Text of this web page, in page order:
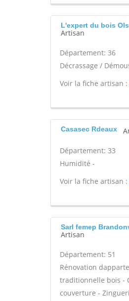
L'expert du bois Ols
Artisan
Département: 36
Décrassage /
Voir la fiche artisan :
Casasec Rdeaux
Département: 33
Humidité -
Voir la fiche artisan :
Sarl femep
Artisan
Département: 51
Rénovation
traditionnelle bois -
couverture -